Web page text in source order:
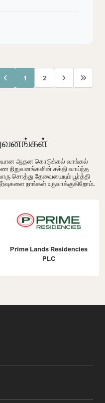
1 2
ஆதன கொடுக்கல் வாங்கல்
நிறுவனங்களின் சக்தி வாய்ந்த
சொத்து தேவையையும் பூர்த்தி
நாங்கள் உருவாக்குகிறோம்.
Prime Lands Residencies
PLC